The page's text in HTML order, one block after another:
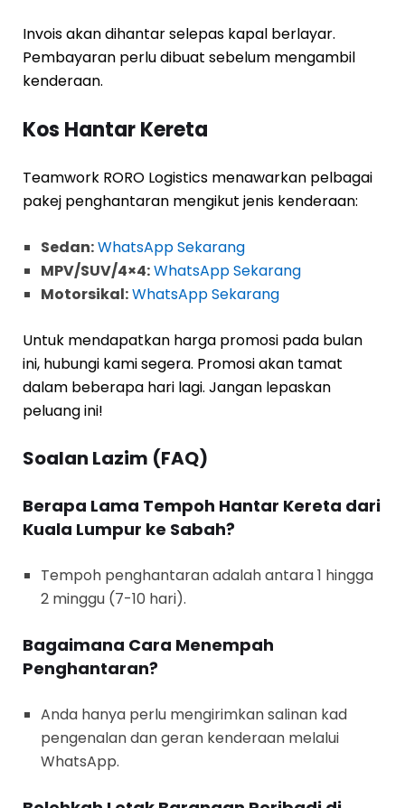
Invois akan dihantar selepas kapal berlayar.
Pembayaran perlu dibuat sebelum mengambil
kenderaan.
Kos Hantar Kereta
Teamwork RORO Logistics menawarkan pelbagai
pakej penghantaran mengikut jenis kenderaan:
Sedan:WhatsApp Sekarang
MPV/SUV/4×4:WhatsApp Sekarang
Motorsikal:WhatsApp Sekarang
Untuk mendapatkan harga promosi pada bulan
ini, hubungi kami segera. Promosi akan tamat
dalam beberapa hari lagi. Jangan lepaskan
peluang ini!
Soalan Lazim (FAQ)
Berapa Lama Tempoh Hantar Kereta dari
Kuala Lumpur ke Sabah?
Tempoh penghantaran adalah antara 1 hingga
2 minggu (7-10 hari).
Bagaimana Cara Menempah
Penghantaran?
Anda hanya perlu mengirimkan salinan kad
pengenalan dan geran kenderaan melalui
WhatsApp.